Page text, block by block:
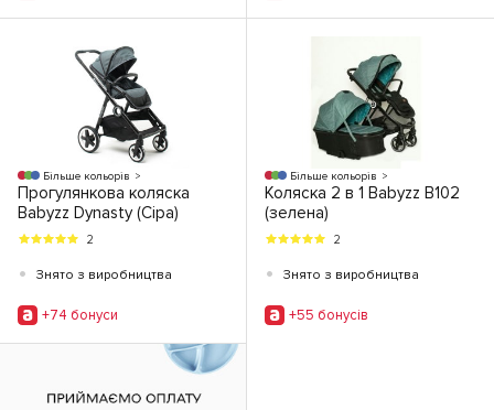
Більше кольорів
Прогулянкова коляска
Babyzz Dynasty (Сіра)
2
• Знято з виробництва
+74 бонуси
Більше кольорів
Коляска 2 в 1 Babyzz В102
(зелена)
2
• Знято з виробництва
+55 бонусiв